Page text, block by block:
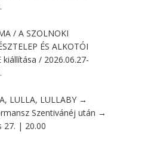
/ A SZOLNOKI
ÉS ALKOTÓI
kiállítása / 2026.06.27-
LULLA, LULLABY →
Szentivánéj után →
27. | 20.00